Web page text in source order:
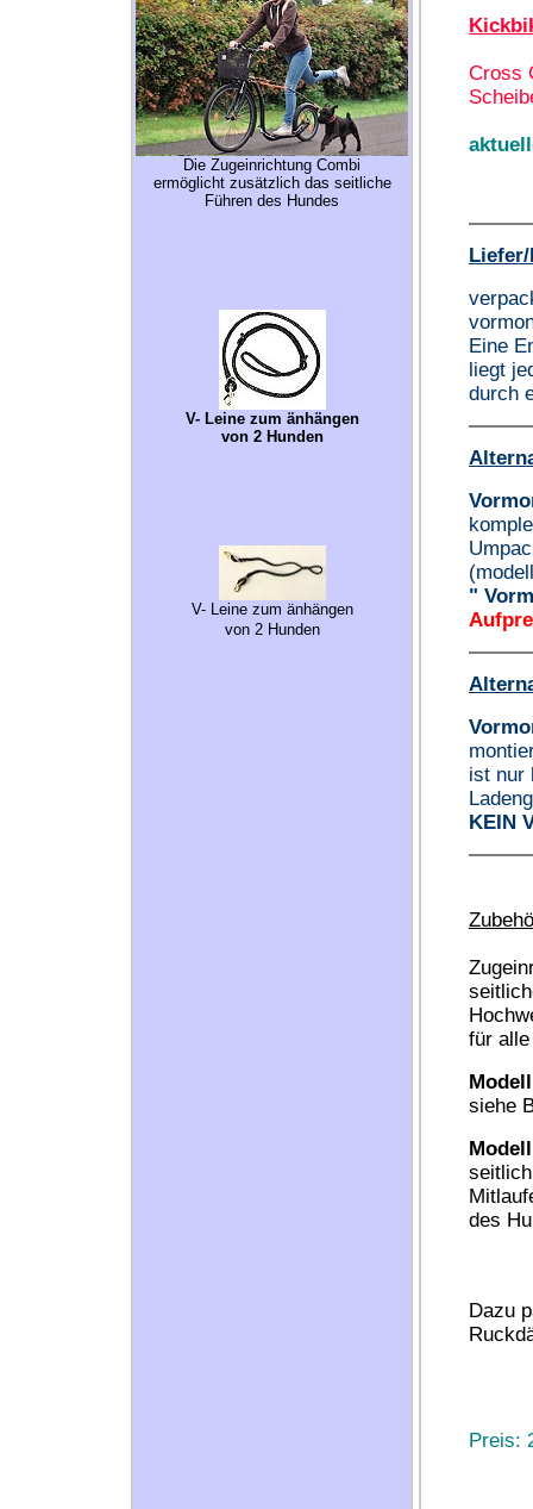
Die Zugeinrichtung Combi
ermöglicht zusätzlich das seitliche
Führen des Hundes
V- Leine zum änhängen
von 2 Hunden
V- Leine zum änhängen
von 2 Hunden
Cross
Eine
liegt
durch
"
ist nur
KEIN
für
siehe
des
Dazu
Preis: